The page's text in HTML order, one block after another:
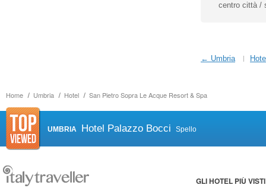
Home Umbria Hotel San Pietro Sopra Le Acque Resort & Spa
centro città /
← Umbria
UMBRIA Hotel Palazzo Bocci Spello
GLI HOTEL PIÙ VISTI